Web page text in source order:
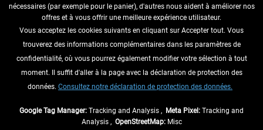
RENONCER AU CONTRAT ICI
INFORMATIONS
NE MANQUEZ PAS LES DERNIÈRES
nécessaires (par exemple pour le panier), d'autres nous aident à améliorer nos
offres et à vous offrir une meilleure expérience utilisateur.
Vous acceptez les cookies suivants en cliquant sur Accepter tout. Vous
trouverez des informations complémentaires dans les paramètres de
confidentialité, où vous pourrez également modifier votre sélection à tout
moment. Il suffit d'aller à la page avec la déclaration de protection des
données. Consultez notre déclaration de protection des données.
Google Tag Manager: Tracking and Analysis , Meta Pixel: Tracking and
Analysis , OpenStreetMap:Misc